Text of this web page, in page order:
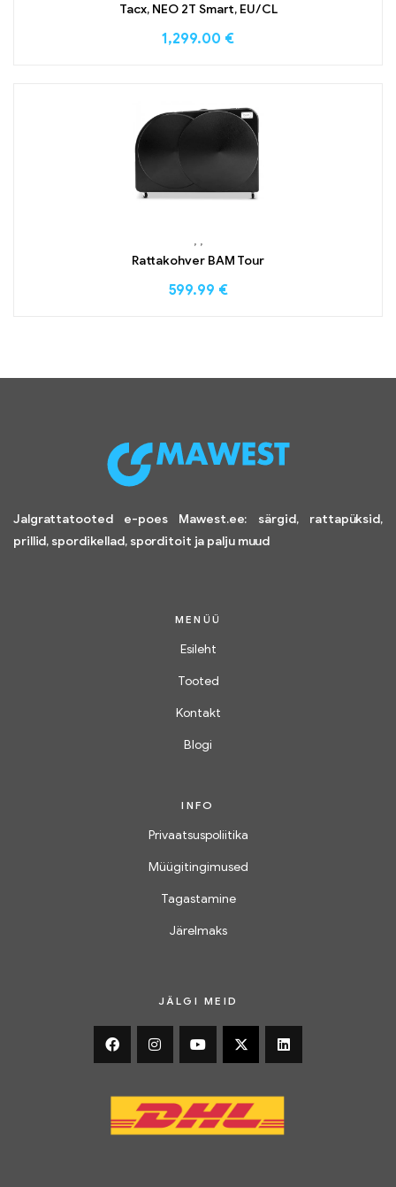
Tacx, NEO 2T Smart, EU/CL
1,299.00 €
, ,
Rattakohver BAM Tour
599.99 €
Jalgrattatooted e-poes Mawest.ee: särgid, rattapüksid,
prillid, spordikellad, sporditoit ja palju muud
MENÜÜ
Esileht
Tooted
Kontakt
Blogi
INFO
Privaatsuspoliitika
Müügitingimused
Tagastamine
Järelmaks
JÄLGI MEID